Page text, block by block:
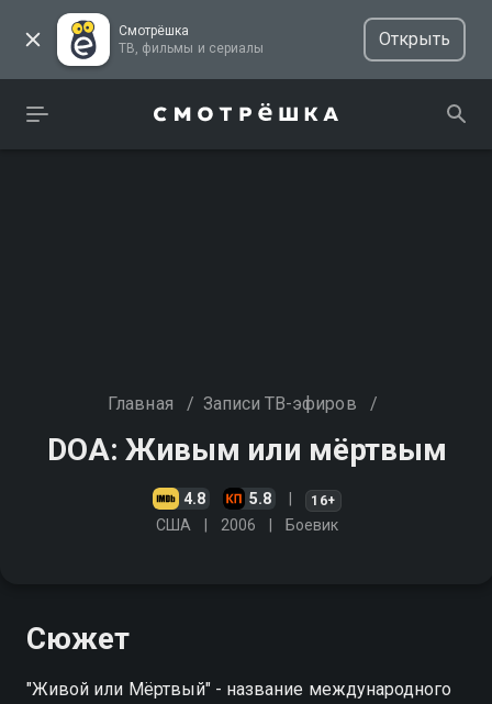
Смотрёшка
ТВ, фильмы и сериалы
Открыть
Главная / Записи ТВ-эфиров /
DOA: Живым или мёртвым
4.8 5.8 16+
США 2006 Боевик
Сюжет
"Живой или Мёртвый" - название международного